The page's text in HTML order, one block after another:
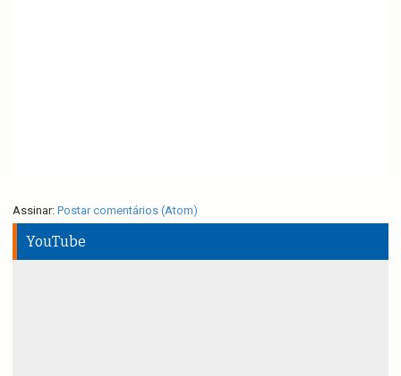
Assinar: Postar comentários (Atom)
YouTube